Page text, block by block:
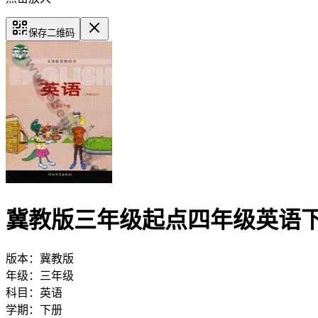
保存二维码
冀教版三年级起点四年级英语
版本： 冀教版
年级：
三年级
科目： 英语
学期： 下册